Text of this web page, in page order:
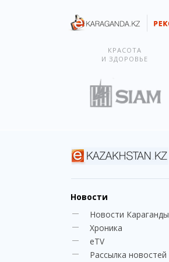
КРАСОТА
И ЗДОРОВЬЕ
Новости
Новости Караганды
Хроника
eTV
Рассылка новостей